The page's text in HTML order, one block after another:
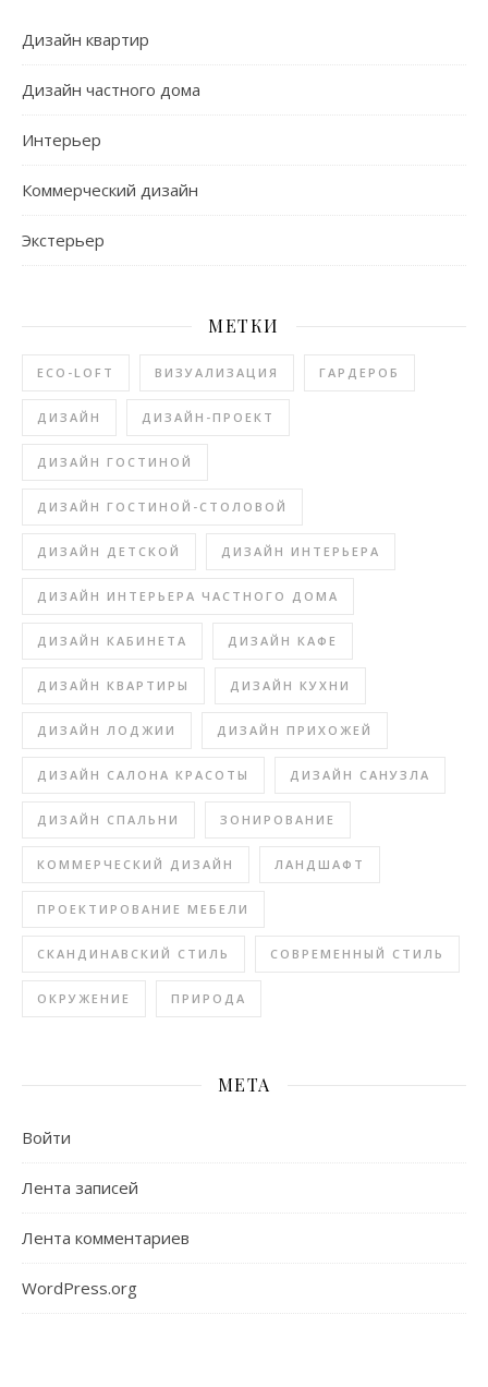
Дизайн квартир
Дизайн частного дома
Интерьер
Коммерческий дизайн
Экстерьер
МЕТКИ
ECO-LOFT ВИЗУАЛИЗАЦИЯ ГАРДЕРОБ
ДИЗАЙН ДИЗАЙН-ПРОЕКТ
ДИЗАЙН ГОСТИНОЙ
ДИЗАЙН ГОСТИНОЙ-СТОЛОВОЙ
ДИЗАЙН ДЕТСКОЙ ДИЗАЙН ИНТЕРЬЕРА
ДИЗАЙН ИНТЕРЬЕРА ЧАСТНОГО ДОМА
ДИЗАЙН КАБИНЕТА ДИЗАЙН КАФЕ
ДИЗАЙН КВАРТИРЫ ДИЗАЙН КУХНИ
ДИЗАЙН ЛОДЖИИ ДИЗАЙН ПРИХОЖЕЙ
ДИЗАЙН САЛОНА КРАСОТЫ ДИЗАЙН САНУЗЛА
ДИЗАЙН СПАЛЬНИ ЗОНИРОВАНИЕ
КОММЕРЧЕСКИЙ ДИЗАЙН ЛАНДШАФТ
ПРОЕКТИРОВАНИЕ МЕБЕЛИ
СКАНДИНАВСКИЙ СТИЛЬ СОВРЕМЕННЫЙ СТИЛЬ
ОКРУЖЕНИЕ ПРИРОДА
МЕТА
Войти
Лента записей
Лента комментариев
WordPress.org